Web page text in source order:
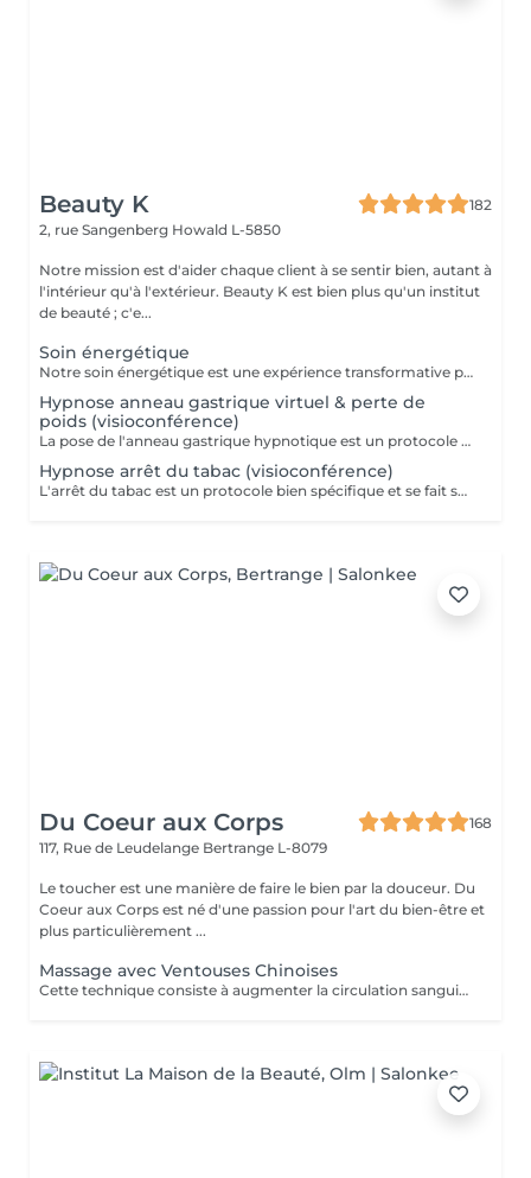
Beauty K
182
2, rue Sangenberg Howald L-5850
Notre mission est d'aider chaque client à se sentir bien, autant à
l'intérieur qu'à l'extérieur. Beauty K est bien plus qu'un institut
de beauté ; c'e...
Soin énergétique
Notre soin énergétique est une expérience transformative pour libérer blocages et tensions, tout en cultivant une paix intérieure profonde. Ce traitement unique agit sur les énergies environnantes et utilise des techniques éprouvées pour harmoniser l'énergie vitale de votre corps. Avec une approche holistique, nous ciblons les déséquilibres énergétiques qui influent sur votre santé physique et émotionnelle. Basée sur l'interaction avec les champs énergétiques, cette méthode restaure l'équilibre entre corps, esprit et âme. Ce soin, apaisant et régénérant, stimule vos capacités naturelles d'auto-guérison, renforçant vitalité et clarté mentale. Idéal pour se sentir revitalisé, allégé du quotidien, et en harmonie avec soi-même.
Hypnose anneau gastrique virtuel & perte de
poids (visioconférence)
La pose de l'anneau gastrique hypnotique est un protocole bien spécifique et se fait sur 4 séances. Une séance de suivi est également comprise dans le forfait. L'anneau gastrique hypnotique sera bénéfique pour quiconque a un surpoids de 10kg ou plus. La solution hypnotique vous permet de perdre vos kilos en trop sans passer par la case chirurgie chère et dangereuse. Grâce à l'anneau gastrique hypnotique, vous créez un rapport différent avec la nourriture afin de changer vos habitudes alimentaires durablement. Plus d'informations sur : http://jgchypnose.com
Hypnose arrêt du tabac (visioconférence)
L'arrêt du tabac est un protocole bien spécifique et se fait sur 4 séances. Une séance de suivi est également comprise dans le forfait. Motivé à vous libérer du tabac ? Agissez, reprenez votre vie en main et libérez-vous de ces comportements automatiques. Grâce aux suggestions mentales, l'hypnose offre des résultats spectaculaires.
Du Coeur aux Corps
168
117, Rue de Leudelange Bertrange L-8079
Le toucher est une manière de faire le bien par la douceur. Du
Coeur aux Corps est né d'une passion pour l'art du bien-être et
plus particulièrement ...
Massage avec Ventouses Chinoises
Cette technique consiste à augmenter la circulation sanguine. L'objectif est de créer un effet de succion qui favorisera la décongestion des tissus, l'évacuation des toxines et la mobilité des tissus. Prioritairement, cette pratique s'effectue sur le dos.